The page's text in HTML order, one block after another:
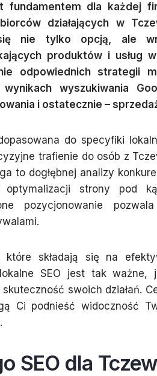
fundamentem dla każdej
działających w
nie tylko opcją, ale
produktów i usług
odpowiednich strategii
wyszukiwania
i ostatecznie –
do specyfiki
trafienie do osób z
to dogłębnej analizy
optymalizacji strony pod
pozycjonowanie
składają się na
SEO jest tak ważne,
swoich działań.
Ci podnieść widoczność
SEO dla